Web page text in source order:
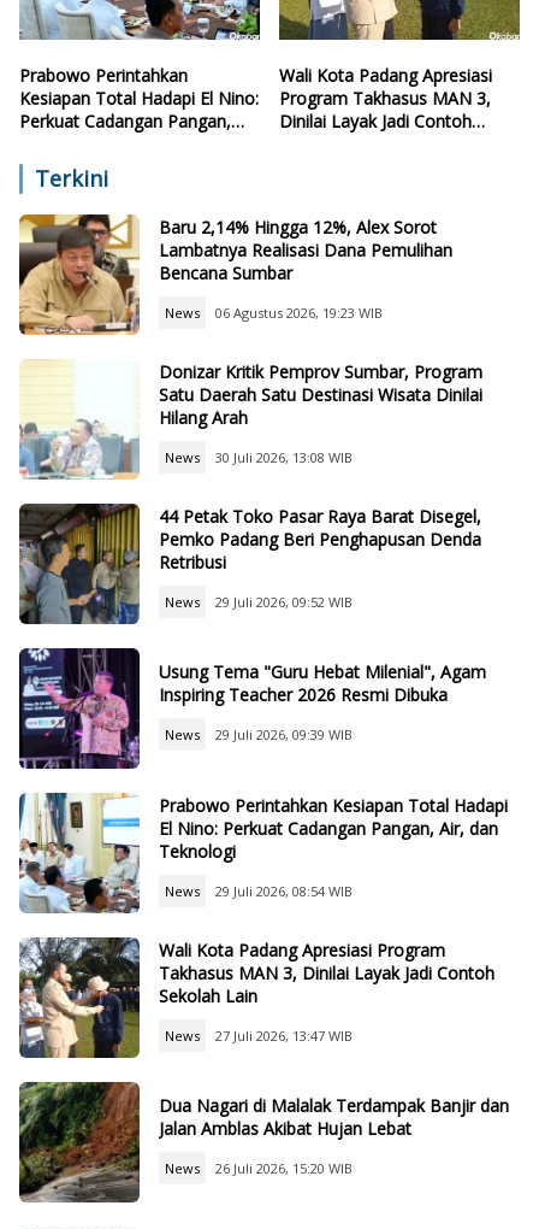
Prabowo Perintahkan
Kesiapan Total Hadapi El Nino:
Perkuat Cadangan Pangan,
Wali Kota Padang Apresiasi
Program Takhasus MAN 3,
Dinilai Layak Jadi Contoh
Terkini
Baru 2,14% Hingga 12%, Alex Sorot
Lambatnya Realisasi Dana Pemulihan
Bencana Sumbar
News 06 Agustus 2026, 19:23 WIB
Donizar Kritik Pemprov Sumbar, Program
Satu Daerah Satu Destinasi Wisata Dinilai
Hilang Arah
News 30 Juli 2026, 13:08 WIB
44 Petak Toko Pasar Raya Barat Disegel,
Pemko Padang Beri Penghapusan Denda
Retribusi
News 29 Juli 2026, 09:52 WIB
Usung Tema "Guru Hebat Milenial", Agam
Inspiring Teacher 2026 Resmi Dibuka
News 29 Juli 2026, 09:39 WIB
Prabowo Perintahkan Kesiapan Total Hadapi
El Nino: Perkuat Cadangan Pangan, Air, dan
Teknologi
News 29 Juli 2026, 08:54 WIB
Wali Kota Padang Apresiasi Program
Takhasus MAN 3, Dinilai Layak Jadi Contoh
Sekolah Lain
News 27 Juli 2026, 13:47 WIB
Dua Nagari di Malalak Terdampak Banjir dan
Jalan Amblas Akibat Hujan Lebat
News 26 Juli 2026, 15:20 WIB